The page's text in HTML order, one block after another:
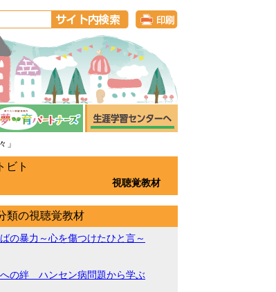
」
ビト
視聴覚教材
類の視聴覚教材
の暴力～心を傷つけたひと言～
の絆 ハンセン病問題から学ぶ